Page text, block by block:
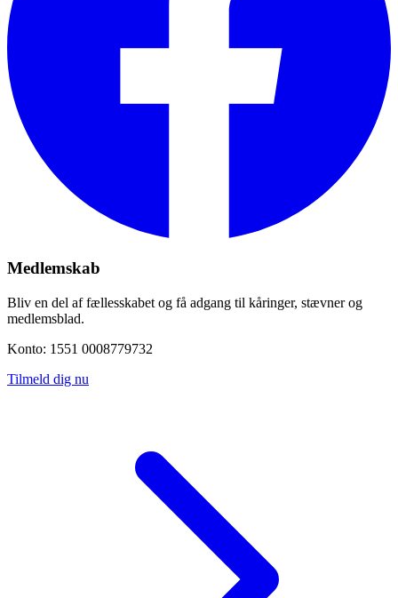
Medlemskab
Bliv en del af fællesskabet og få adgang til kåringer, stævner og
medlemsblad.
Konto: 1551 0008779732
Tilmeld dig nu